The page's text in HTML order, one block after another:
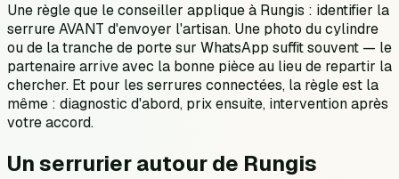
Une règle que le conseiller applique à Rungis : identifier la
serrure AVANT d'envoyer l'artisan. Une photo du cylindre
ou de la tranche de porte sur WhatsApp suffit souvent — le
partenaire arrive avec la bonne pièce au lieu de repartir la
chercher. Et pour les serrures connectées, la règle est la
même : diagnostic d'abord, prix ensuite, intervention après
votre accord.
Un serrurier autour de Rungis